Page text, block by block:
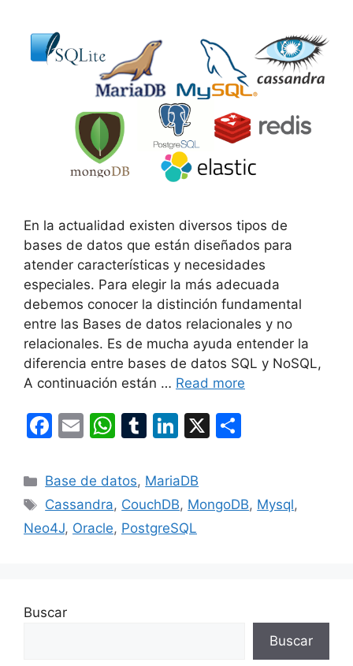
En la actualidad existen diversos tipos de
bases de datos que están diseñados para
atender características y necesidades
especiales. Para elegir la más adecuada
debemos conocer la distinción fundamental
entre las Bases de datos relacionales y no
relacionales. Es de mucha ayuda entender la
diferencia entre bases de datos SQL y NoSQL,
A continuación están … Read more
F
c
e
b
k
E
ai
l
W
at
s
A
T
m
bl
r
Li
k
e
dI
X
e
Categories
Base de datos, MariaDB
Tags
Cassandra, CouchDB, MongoDB, Mysql,
Neo4J, Oracle, PostgreSQL
Buscar
Buscar